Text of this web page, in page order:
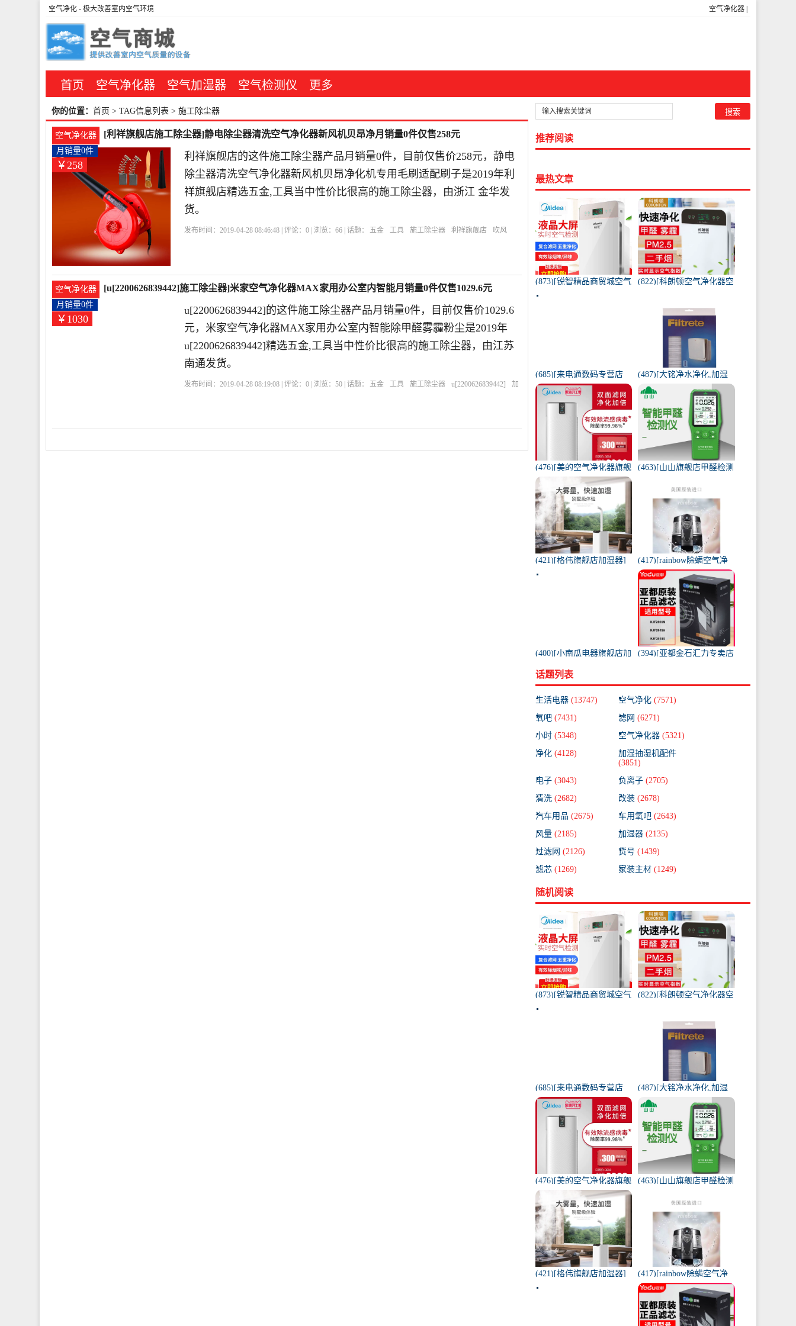
空气净化器
空气净化 - 极大改善室内空气环境
首页 空气净化器 空气加湿器 空气检测仪 更多
你的位置： 首页 > TAG信息列表 > 施工除尘器
空气净化器 [利祥旗舰店施工除尘器]静电除尘器清洗空气净化器新风机贝昂净月销量0件仅售258元
￥258
月销量0件
利祥旗舰店的这件施工除尘器产品月销量0件，目前仅售价258元，静电
除尘器清洗空气净化器新风机贝昂净化机专用毛刷适配刷子是2019年利
祥旗舰店精选五金,工具当中性价比很高的施工除尘器，由浙江 金华发
货。
发布时间：2019-04-28 08:46:48 | 评论：0 | 浏览：66 | 话题： 五金 工具 施工除尘器 利祥旗舰店
吹风
空气净化器 [u[2200626839442]施工除尘器]米家空气净化器MAX家用办公室内智能月销量0件仅售1029.6元
￥1030
月销量0件
u[2200626839442]的这件施工除尘器产品月销量0件，目前仅售价1029.6
元，米家空气净化器MAX家用办公室内智能除甲醛雾霾粉尘是2019年
u[2200626839442]精选五金,工具当中性价比很高的施工除尘器，由江苏
南通发货。
发布时间：2019-04-28 08:19:08 | 评论：0 | 浏览：50 | 话题： 五金 工具 施工除尘器 u[2200626839442]
加
推荐阅读
最热文章
(873)[锐智精品商贸城空气
净化器]小米品质车载空气
(822)[科朗顿空气净化器空
雾月销量9件仅售168元
(685)[来电通数码专营店
USB加湿器]加湿器家用静
音卧室小米小型空气无线
可月销量213件仅售29元
(487)[大铭净水净化,加湿
抽湿机配件]3M菲尔萃空
气净化器静电滤网FACF月
销量1件仅售199元
(476)[美的空气净化器旗舰
店空气净化,氧吧]美的空气
净化器家用除甲醛月销量
170件仅售3698元
(463)[山山旗舰店甲醛检测
苯空气质量专业家月销量
12件仅售298元
(421)[格伟旗舰店加湿器]
工业加湿器大容量空气家
(417)[rainbow除螨空气净
化,氧吧]美国原装进口水过
滤RAINBOW空气月销量0
件仅售31920元
(400)[小南瓜电器旗舰店加
音卧室月销量198件仅售
59.9元
(394)[亚都金石汇力专卖店
KJF28月销量0件仅售249元
话题列表
生活电器 (13747) 空气净化 (7571)
氧吧 (7431) 滤网 (6271)
小时 (5348) 空气净化器 (5321)
净化 (4128)
加湿抽湿机配件
(3851)
电子 (3043) 负离子 (2705)
清洗 (2682) 改装 (2678)
汽车用品 (2675) 车用氧吧 (2643)
风量 (2185) 加湿器 (2135)
过滤网 (2126) 货号 (1439)
滤芯 (1269) 家装主材 (1249)
随机阅读
(873)[锐智精品商贸城空气
净化器]小米品质车载空气
(822)[科朗顿空气净化器空
雾月销量9件仅售168元
(685)[来电通数码专营店
USB加湿器]加湿器家用静
音卧室小米小型空气无线
可月销量213件仅售29元
(487)[大铭净水净化,加湿
抽湿机配件]3M菲尔萃空
气净化器静电滤网FACF月
销量1件仅售199元
(476)[美的空气净化器旗舰
店空气净化,氧吧]美的空气
净化器家用除甲醛月销量
170件仅售3698元
(463)[山山旗舰店甲醛检测
苯空气质量专业家月销量
12件仅售298元
(421)[格伟旗舰店加湿器]
工业加湿器大容量空气家
(417)[rainbow除螨空气净
化,氧吧]美国原装进口水过
滤RAINBOW空气月销量0
件仅售31920元